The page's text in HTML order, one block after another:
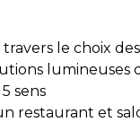
travers le choix
lumineuses
sens
restaurant et